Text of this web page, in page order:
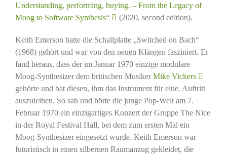
Understanding, performing, buying. – From the Legacy of
Moog to Software Synthesis“
(2020, second edition).
Keith Emerson hatte die Schallplatte „Switched on Bach“
(1968) gehört und war von den neuen Klängen fasziniert. Er
fand heraus, dass der im Januar 1970 einzige modulare
Moog-Synthesizer dem britischen MusikerMike Vickers
gehörte und bat diesen, ihm das Instrument für eine. Auftritt
auszuleihen. So sah und hörte die junge Pop-Welt am 7.
Februar 1970 ein einzigartiges Konzert der Gruppe The Nice
in der Royal Festival Hall, bei dem zum ersten Mal ein
Moog-Synthesizer eingesetzt wurde. Keith Emerson war
futuristisch in einen silbernen Raumanzug gekleidet, die